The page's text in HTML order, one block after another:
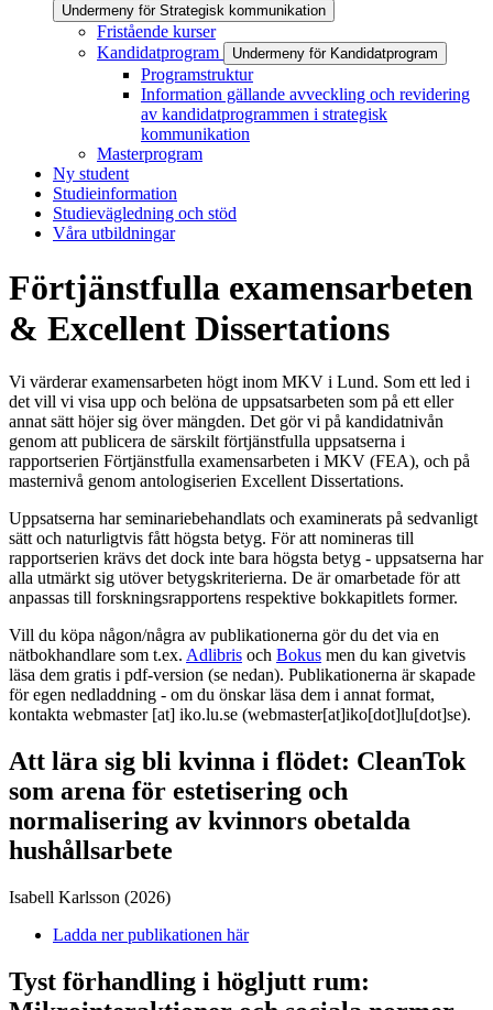
Undermeny för Strategisk kommunikation
Fristående kurser
Kandidatprogram
Undermeny för Kandidatprogram
Programstruktur
Information gällande avveckling och revidering
av kandidatprogrammen i strategisk
kommunikation
Masterprogram
Ny student
Studieinformation
Studievägledning och stöd
Våra utbildningar
Förtjänstfulla examensarbeten
& Excellent Dissertations
Vi värderar examensarbeten högt inom MKV i Lund. Som ett led i
det vill vi visa upp och belöna de uppsatsarbeten som på ett eller
annat sätt höjer sig över mängden. Det gör vi på kandidatnivån
genom att publicera de särskilt förtjänstfulla uppsatserna i
rapportserien Förtjänstfulla examensarbeten i MKV (FEA), och på
masternivå genom antologiserien Excellent Dissertations.
Uppsatserna har seminariebehandlats och examinerats på sedvanligt
sätt och naturligtvis fått högsta betyg. För att nomineras till
rapportserien krävs det dock inte bara högsta betyg - uppsatserna har
alla utmärkt sig utöver betygskriterierna. De är omarbetade för att
anpassas till forskningsrapportens respektive bokkapitlets former.
Vill du köpa någon/några av publikationerna gör du det via en
nätbokhandlare som t.ex. Adlibris och Bokus men du kan givetvis
läsa dem gratis i pdf-version (se nedan). Publikationerna är skapade
för egen nedladdning - om du önskar läsa dem i annat format,
kontakta webmaster[at] iko.lu.se (webmaster[at]iko[dot]lu[dot]se).
Att lära sig bli kvinna i flödet: CleanTok
som arena för estetisering och
normalisering av kvinnors obetalda
hushållsarbete
Isabell Karlsson (2026)
Ladda ner publikationen här
Tyst förhandling i högljutt rum: